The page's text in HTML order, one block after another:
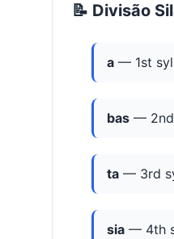
📝 Divisão
a — 1st
bas — 2nd
ta — 3rd
sia — 4th